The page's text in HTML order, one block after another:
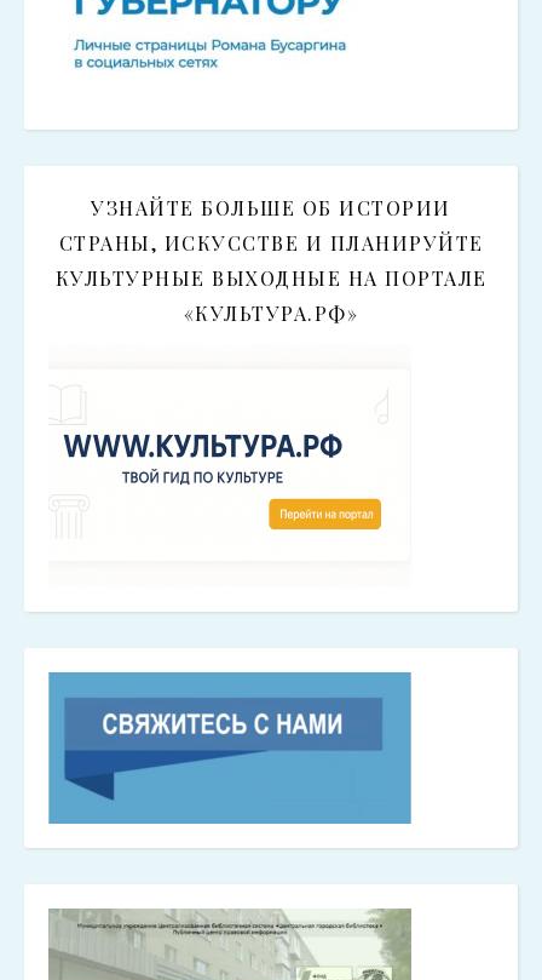
УЗНАЙТЕ БОЛЬШЕ ОБ ИСТОРИИ
СТРАНЫ, ИСКУССТВЕ И ПЛАНИРУЙТЕ
КУЛЬТУРНЫЕ ВЫХОДНЫЕ НА ПОРТАЛЕ
«КУЛЬТУРА.РФ»